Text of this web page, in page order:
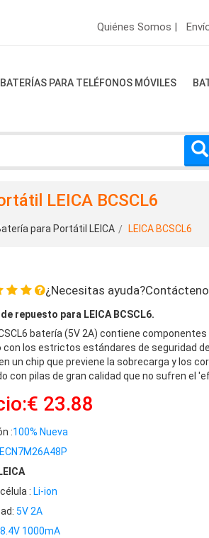
Quiénes Somos |
BATERÍAS PARA TELÉFONOS MÓVILES
LEICA BCSCL6
para Portátil LEICA LEICA BCSCL6
¿Necesitas
repuesto para LEICA BCSCL6.
batería (5V 2A) contiene
con los estrictos estándares de seguridad de
un chip que previene la sobrecarga y los
con pilas de gran calidad que no sufren el
23.88
:100% Nueva
ECN7M26A48P
LEICA
: Li-ion
5V 2A
8.4V 1000mA